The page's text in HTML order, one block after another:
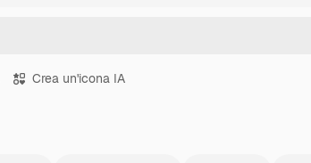
Crea un'icona IA